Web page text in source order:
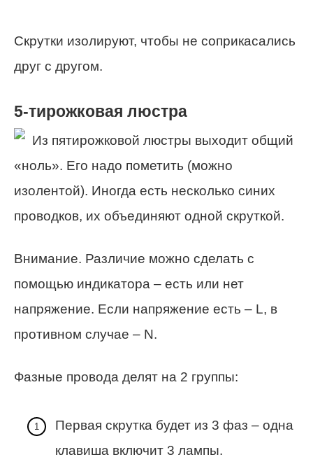
Скрутки изолируют, чтобы не соприкасались
друг с другом.
5-тирожковая люстра
Из пятирожковой люстры выходит общий
«ноль». Его надо пометить (можно
изолентой). Иногда есть несколько синих
проводков, их объединяют одной скруткой.
Внимание. Различие можно сделать с
помощью индикатора – есть или нет
напряжение. Если напряжение есть – L, в
противном случае – N.
Фазные провода делят на 2 группы:
Первая скрутка будет из 3 фаз – одна
клавиша включит 3 лампы.